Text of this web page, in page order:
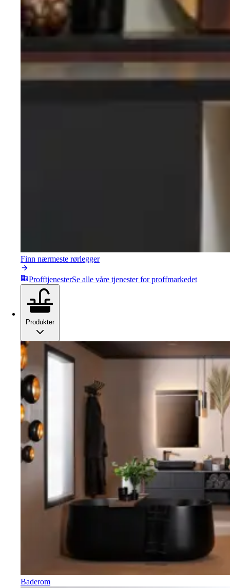
Finn nærmeste rørlegger
ProfftjenesterSe alle våre tjenester for proffmarkedet
Produkter
Baderom